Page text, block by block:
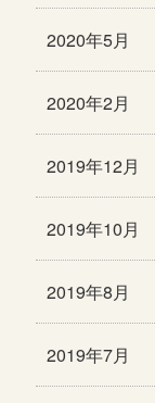
2020年5月
2020年2月
2019年12月
2019年10月
2019年8月
2019年7月